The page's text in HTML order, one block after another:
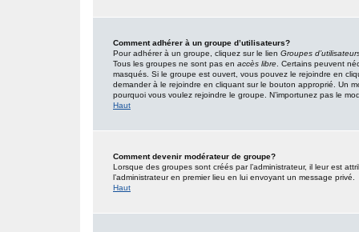
Comment adhérer à un groupe d’utilisateurs?
Pour adhérer à un groupe, cliquez sur le lien Groupes
Tous les groupes ne sont pas en accès libre . Certains peuvent
masqués. Si le groupe est ouvert, vous pouvez le rejoindre en
demander à le rejoindre en cliquant sur le bouton approprié. Un
pourquoi vous voulez rejoindre le groupe. N’importunez pas le
Haut
Comment devenir modérateur de groupe?
Lorsque des groupes sont créés par l’administrateur, il leur est
l’administrateur en premier lieu en lui envoyant un message privé.
Haut